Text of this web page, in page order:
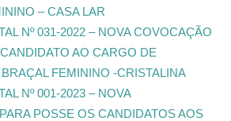
– CASA LAR
Nº 031-2022 – NOVA COVOCAÇÃO
AO CARGO DE
FEMININO -CRISTALINA
Nº 001-2023 – NOVA
POSSE OS CANDIDATOS AOS